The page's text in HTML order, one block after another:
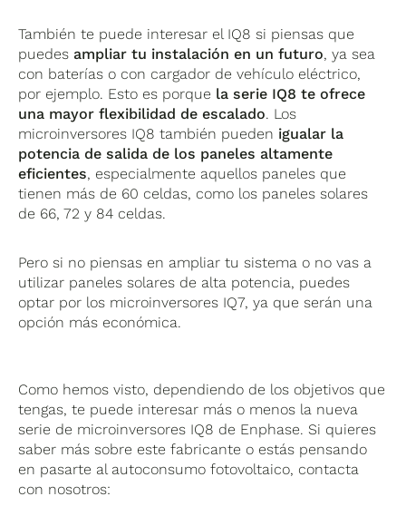
También te puede interesar el IQ8 si piensas que
puedes ampliar tu instalación en un futuro, ya sea
con baterías o con cargador de vehículo eléctrico,
por ejemplo. Esto es porque la serie IQ8 te ofrece
una mayor flexibilidad de escalado. Los
microinversores IQ8 también pueden igualar la
potencia de salida de los paneles altamente
eficientes, especialmente aquellos paneles que
tienen más de 60 celdas, como los paneles solares
de 66, 72 y 84 celdas.
Pero si no piensas en ampliar tu sistema o no vas a
utilizar paneles solares de alta potencia, puedes
optar por los microinversores IQ7, ya que serán una
opción más económica.
Como hemos visto, dependiendo de los objetivos que
tengas, te puede interesar más o menos la nueva
serie de microinversores IQ8 de Enphase. Si quieres
saber más sobre este fabricante o estás pensando
en pasarte al autoconsumo fotovoltaico, contacta
con nosotros: